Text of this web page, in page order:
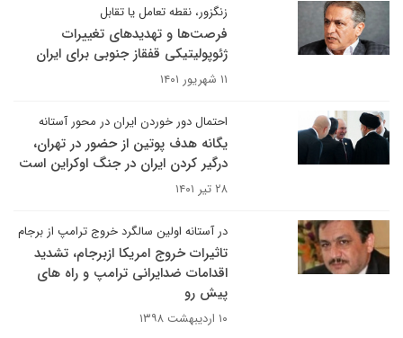
زنگزور، نقطه تعامل یا تقابل
فرصت‌ها و تهدیدهای تغییرات
ژئوپولیتیکی قفقاز جنوبی برای ایران
۱۱ شهریور ۱۴۰۱
احتمال دور خوردن ایران در محور آستانه
یگانه هدف پوتین از حضور در تهران،
درگیر کردن ایران در جنگ اوکراین است
۲۸ تیر ۱۴۰۱
در آستانه اولین سالگرد خروج ترامپ از برجام
تاثیرات خروج امریکا ازبرجام، تشدید
اقدامات ضدایرانی ترامپ و راه های
پیش رو
۱۰ اردیبهشت ۱۳۹۸